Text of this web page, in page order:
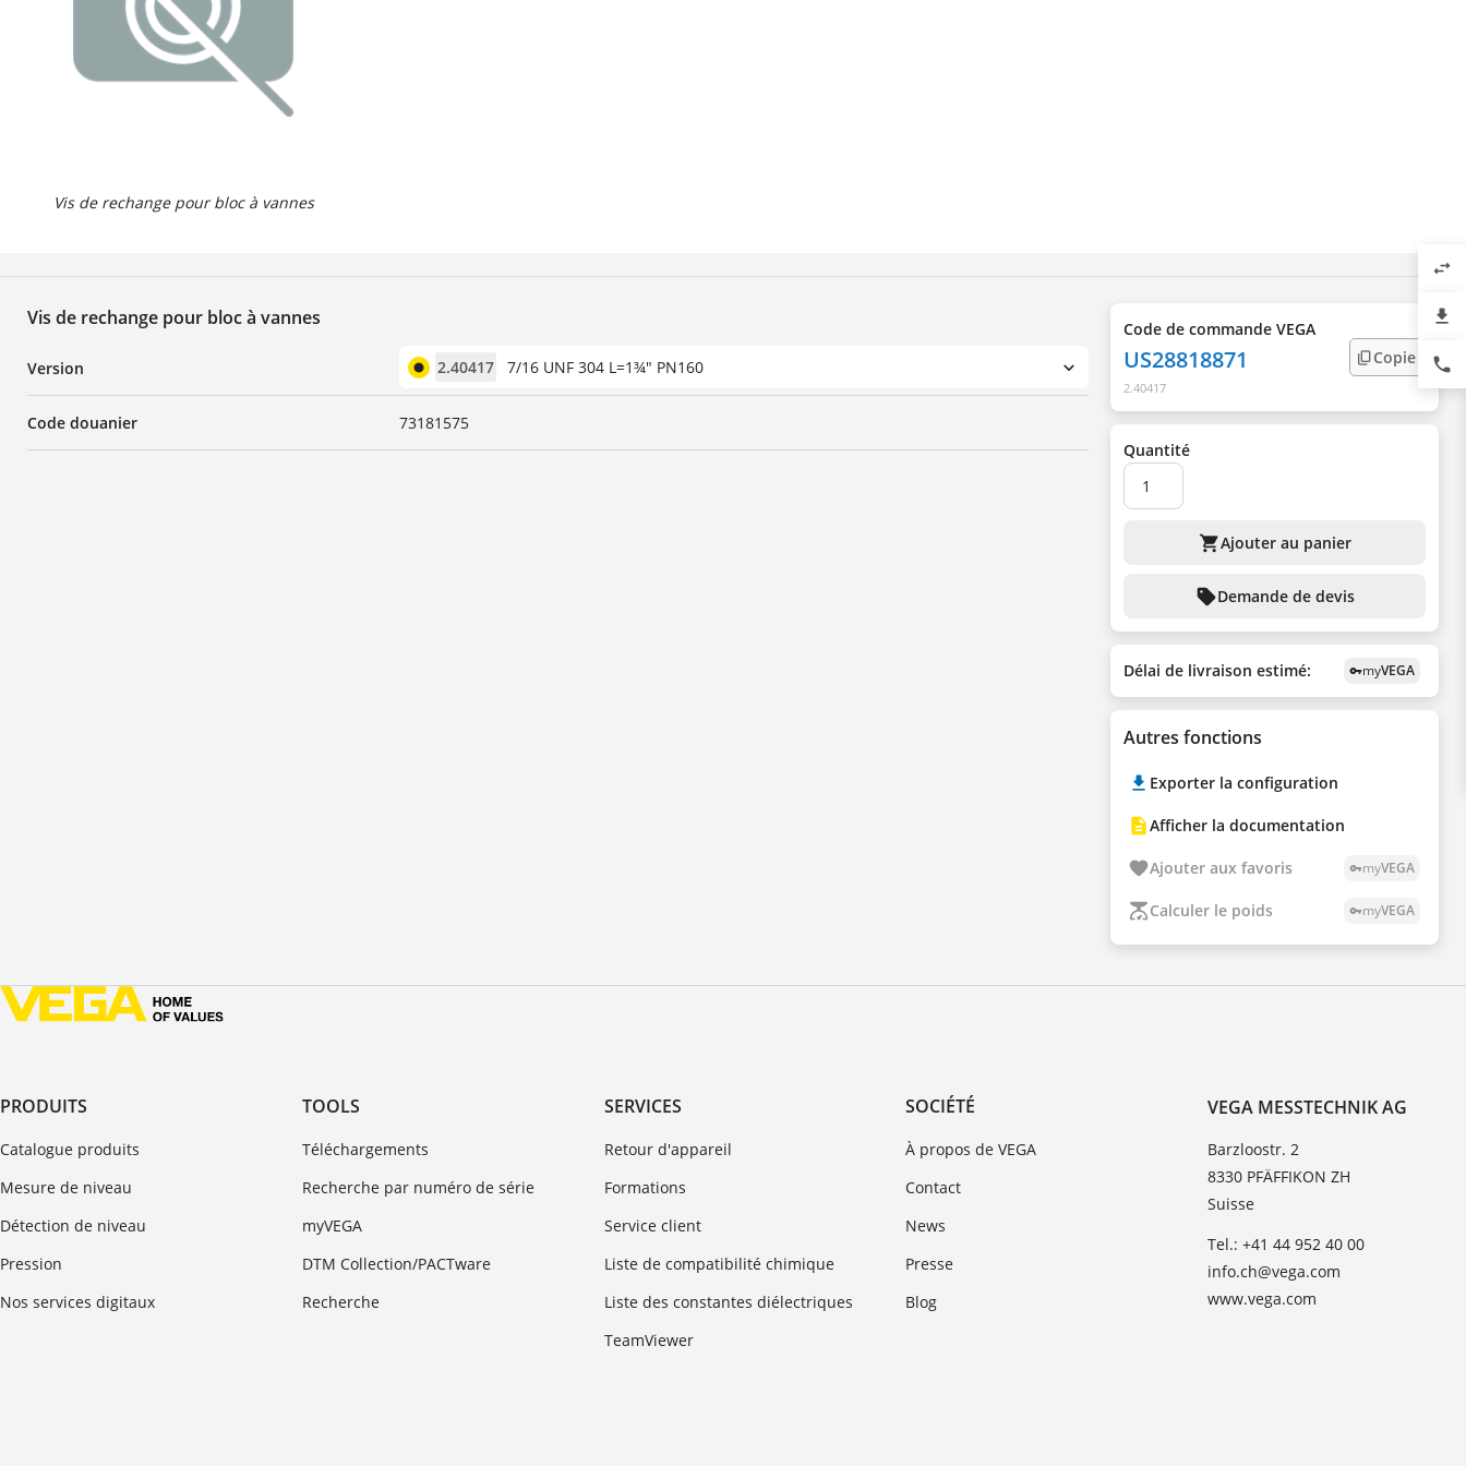
Vis de rechange pour bloc à vannes
Vis de rechange pour bloc à vannes
Version 2.40417 7/16 UNF 304 L=1¾" PN160
Code douanier 73181575
Code de commande VEGA
US28818871
2.40417
Copie
Quantité
shopping_cartAjouter au panier
sellDemande de devis
Délai de livraison estimé: vpn_keymyVEGA
Autres fonctions
Exporter la configuration
Afficher la documentation
Ajouter aux favoris vpn_keymyVEGA
Calculer le poids vpn_keymyVEGA
PRODUITS
Catalogue produits
Mesure de niveau
Détection de niveau
Pression
Nos services digitaux
TOOLS
Téléchargements
Recherche par numéro de série
myVEGA
DTM Collection/PACTware
Recherche
SERVICES
Retour d'appareil
Formations
Service client
Liste de compatibilité chimique
Liste des constantes diélectriques
TeamViewer
SOCIÉTÉ
À propos de VEGA
Contact
News
Presse
Blog
VEGA MESSTECHNIK AG
Barzloostr. 2
8330 PFÄFFIKON ZH
Suisse
Tel.: +41 44 952 40 00
info.ch@vega.com
www.vega.com
swap_horiz
file_download
phone